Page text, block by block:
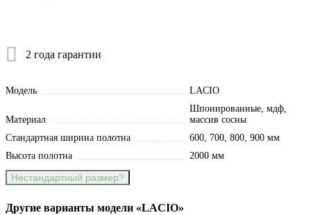
2 года гарантии
Модель LACIO
Материал
Шпонированные, мдф,
массив сосны
Стандартная ширина полотна
600, 700, 800, 900 мм
Высота полотна
2000 мм
Нестандартный размер?
Другие варианты модели «LACIO»